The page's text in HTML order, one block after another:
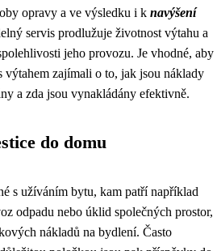
opravy a ve výsledku i k navýšení
servis prodlužuje životnost výtahu a
jeho provozu. Je vhodné, aby
výtahem zajímali o to, jak jsou náklady
a zda jsou vynakládány efektivně.
do domu
s užíváním bytu, kam patří například
odpadu nebo úklid společných prostor,
nákladů na bydlení. Často